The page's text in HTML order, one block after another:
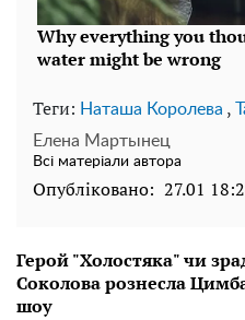
Теги: Наташа Королева ,
Елена Мартынец
Всі матеріали автора
Опубліковано: 27.01
Герой "Холостяка" чи
Соколова рознесла
шоу